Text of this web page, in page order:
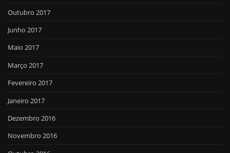
Outubro 2017
Junho 2017
Maio 2017
Março 2017
Fevereiro 2017
Janeiro 2017
Dezembro 2016
Novembro 2016